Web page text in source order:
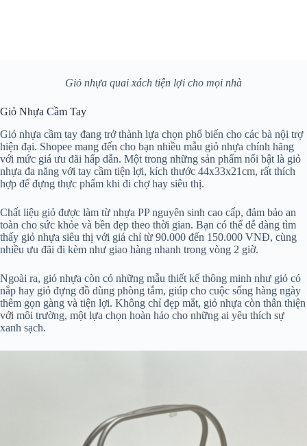
Giỏ nhựa quai xách tiện lợi cho mọi nhà
Giỏ Nhựa Cầm Tay
Giỏ nhựa cầm tay đang trở thành lựa chọn phổ biến cho các bà nội trợ
hiện đại. Shopee mang đến cho bạn nhiều mẫu giỏ nhựa chính hãng
với mức giá ưu đãi hấp dẫn. Một trong những sản phẩm nổi bật là giỏ
nhựa đa năng với tay cầm tiện lợi, kích thước 44x33x21cm, rất thích
hợp để đựng thực phẩm khi đi chợ hay siêu thị.
Chất liệu giỏ được làm từ nhựa PP nguyên sinh cao cấp, đảm bảo an
toàn cho sức khỏe và bền đẹp theo thời gian. Bạn có thể dễ dàng tìm
thấy giỏ nhựa siêu thị với giá chỉ từ 90.000 đến 150.000 VNĐ, cùng
nhiều ưu đãi đi kèm như giao hàng nhanh trong vòng 2 giờ.
Ngoài ra, giỏ nhựa còn có những mẫu thiết kế thông minh như giỏ có
nắp hay giỏ đựng đồ dùng phòng tắm, giúp cho cuộc sống hàng ngày
thêm gọn gàng và tiện lợi. Không chỉ đẹp mắt, giỏ nhựa còn thân thiện
với môi trường, một lựa chọn hoàn hảo cho những ai yêu thích sự
xanh sạch.